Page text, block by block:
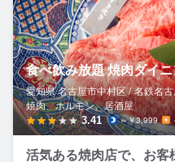
食べ飲み放題 焼肉ダイ
愛知県 名古屋市中村区 / 名鉄名
焼肉、ホルモン、居酒屋
3.41 ～￥3,999
活気ある焼肉店で、お